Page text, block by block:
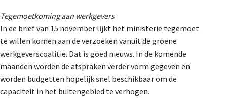
Tegemoetkoming aan werkgevers
In de brief van 15 november lijkt het ministerie tegemoet
te willen komen aan de verzoeken vanuit de groene
werkgeverscoalitie. Dat is goed nieuws. In de komende
maanden worden de afspraken verder vorm gegeven en
worden budgetten hopelijk snel beschikbaar om de
capaciteit in het buitengebied te verhogen.